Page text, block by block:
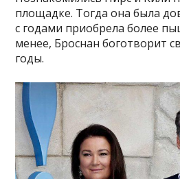
площадке. Тогда она была
с годами приобрела более
менее, Броснан боготворит
годы.